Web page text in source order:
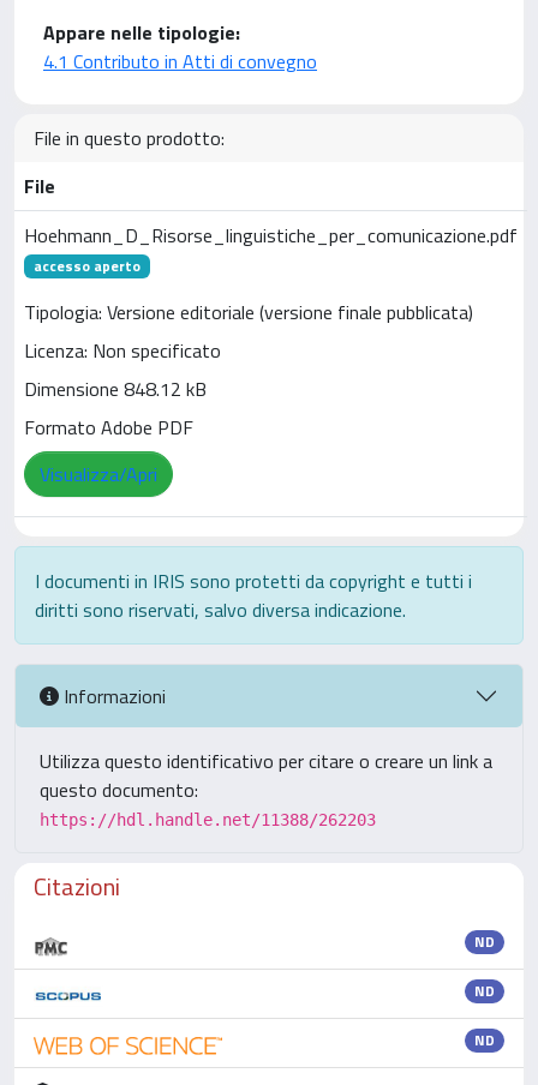
Appare nelle tipologie:
4.1 Contributo in Atti di convegno
File in questo prodotto:
File
Hoehmann_D_Risorse_linguistiche_per_comunicazione.pdf
accesso aperto
Tipologia: Versione editoriale (versione finale pubblicata)
Licenza: Non specificato
Dimensione 848.12 kB
Formato Adobe PDF
Visualizza/Apri
I documenti in IRIS sono protetti da copyright e tutti i
diritti sono riservati, salvo diversa indicazione.
Informazioni
Utilizza questo identificativo per citare o creare un link a
questo documento:
https://hdl.handle.net/11388/262203
Citazioni
ND
ND
ND